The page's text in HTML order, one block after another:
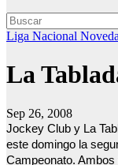
Liga Nacional
La
Sep 26, 2008
Jockey Club y La
este domingo la
Campeonato.